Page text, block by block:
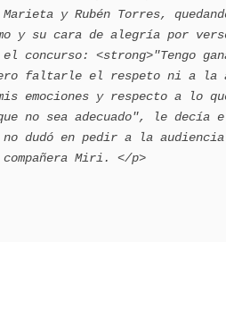
y Rubén Torres,
y su cara de alegría por
el concurso: <strong>"Tengo
faltarle el respeto ni a la
emociones y respecto a lo
no sea adecuado", le decía
no dudó en pedir a la